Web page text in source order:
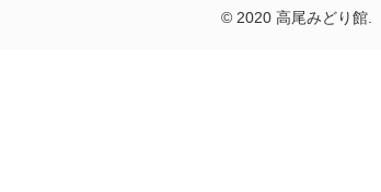
© 2020 高尾みどり館.